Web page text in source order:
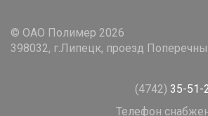
© ОАО Полимер 2026
398032, г.Липецк, проезд
(4742) 35-51-
Телефон